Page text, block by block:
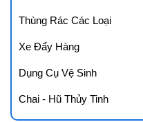
Thùng Rác Các Loại
Xe Đẩy Hàng
Dụng Cụ Vệ Sinh
Chai - Hũ Thủy Tinh